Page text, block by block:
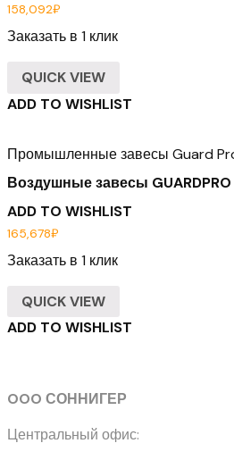
158,092₽
Заказать в 1 клик
QUICK VIEW
ADD TO WISHLIST
Промышленные завесы Guard
Воздушные завесы
ADD TO WISHLIST
165,678₽
Заказать в 1 клик
QUICK VIEW
ADD TO WISHLIST
OOO СОННИГЕР
Центральный офис: